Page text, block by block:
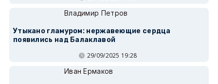
Владимир Петров
Утыкано гламуром: нержавеющие сердца
появились над Балаклавой
29/09/2025 19:28
Иван Ермаков